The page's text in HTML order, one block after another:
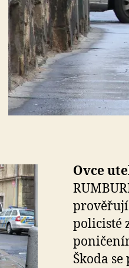
Ovce
prověřují
policisté
Škoda